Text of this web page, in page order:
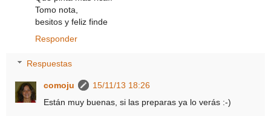
Tomo nota,
besitos y feliz finde
Responder
Respuestas
comoju
15/11/13 18:26
Están muy buenas, si las preparas ya lo verás :-)